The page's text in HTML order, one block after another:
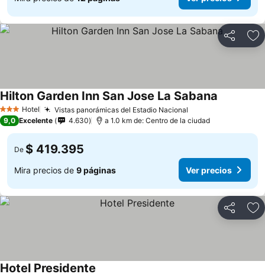
Compartir
3 Estrellas
Hotel Vistas panorámicas del Estadio Nacional
Hilton Garden Inn San Jose La Sabana
9,0 Excelente 4.630 a 1.0 km de: Centro de la ciudad
De $ 419.395
Mira precios de 9 páginas Ver precios
Compartir
Hotel Presidente